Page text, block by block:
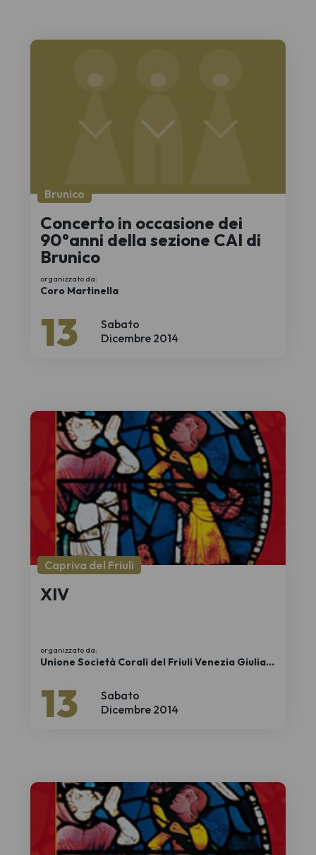
Sabato
13 Dicembre 2014
Brunico
Concerto in occasione dei
90°anni della sezione CAI di
Brunico
organizzato da:
Coro Martinella
Sabato
13 Dicembre 2014
Capriva del Friuli
XIV
organizzato da:
Unione Società Corali del Friuli Venezia Giulia